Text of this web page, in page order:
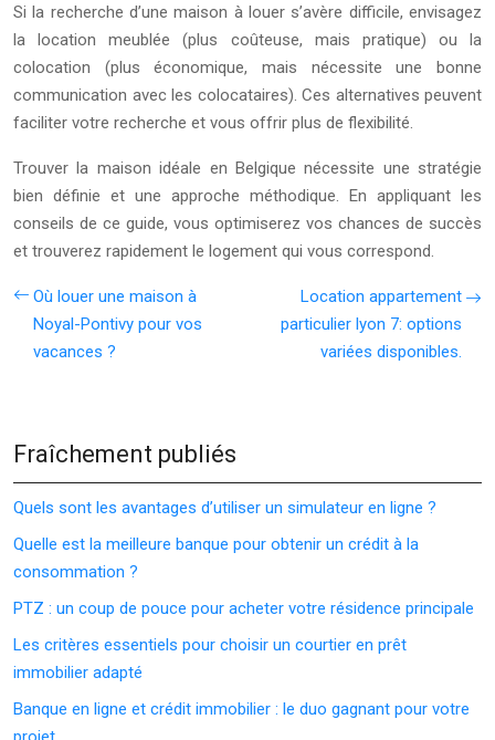
Si la recherche d’une maison à louer s’avère difficile, envisagez
la location meublée (plus coûteuse, mais pratique) ou la
colocation (plus économique, mais nécessite une bonne
communication avec les colocataires). Ces alternatives peuvent
faciliter votre recherche et vous offrir plus de flexibilité.
Trouver la maison idéale en Belgique nécessite une stratégie
bien définie et une approche méthodique. En appliquant les
conseils de ce guide, vous optimiserez vos chances de succès
et trouverez rapidement le logement qui vous correspond.
Où louer une maison à
Noyal-Pontivy pour vos
vacances ?
Location appartement
particulier lyon 7: options
variées disponibles.
Fraîchement publiés
Quels sont les avantages d’utiliser un simulateur en ligne ?
Quelle est la meilleure banque pour obtenir un crédit à la
consommation ?
PTZ : un coup de pouce pour acheter votre résidence principale
Les critères essentiels pour choisir un courtier en prêt
immobilier adapté
Banque en ligne et crédit immobilier : le duo gagnant pour votre